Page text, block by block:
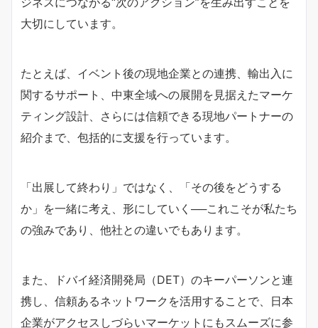
大切にしています。
たとえば、イベント後の現地企業との連携、輸出入に
関するサポート、中東全域への展開を見据えたマーケ
ティング設計、さらには信頼できる現地パートナーの
紹介まで、包括的に支援を行っています。
「出展して終わり」ではなく、「その後をどうする
か」を一緒に考え、形にしていく──これこそが私たち
の強みであり、他社との違いでもあります。
また、ドバイ経済開発局（DET）のキーパーソンと連
携し、信頼あるネットワークを活用することで、日本
企業がアクセスしづらいマーケットにもスムーズに参